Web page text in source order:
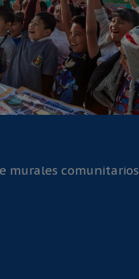
murales comunitarios